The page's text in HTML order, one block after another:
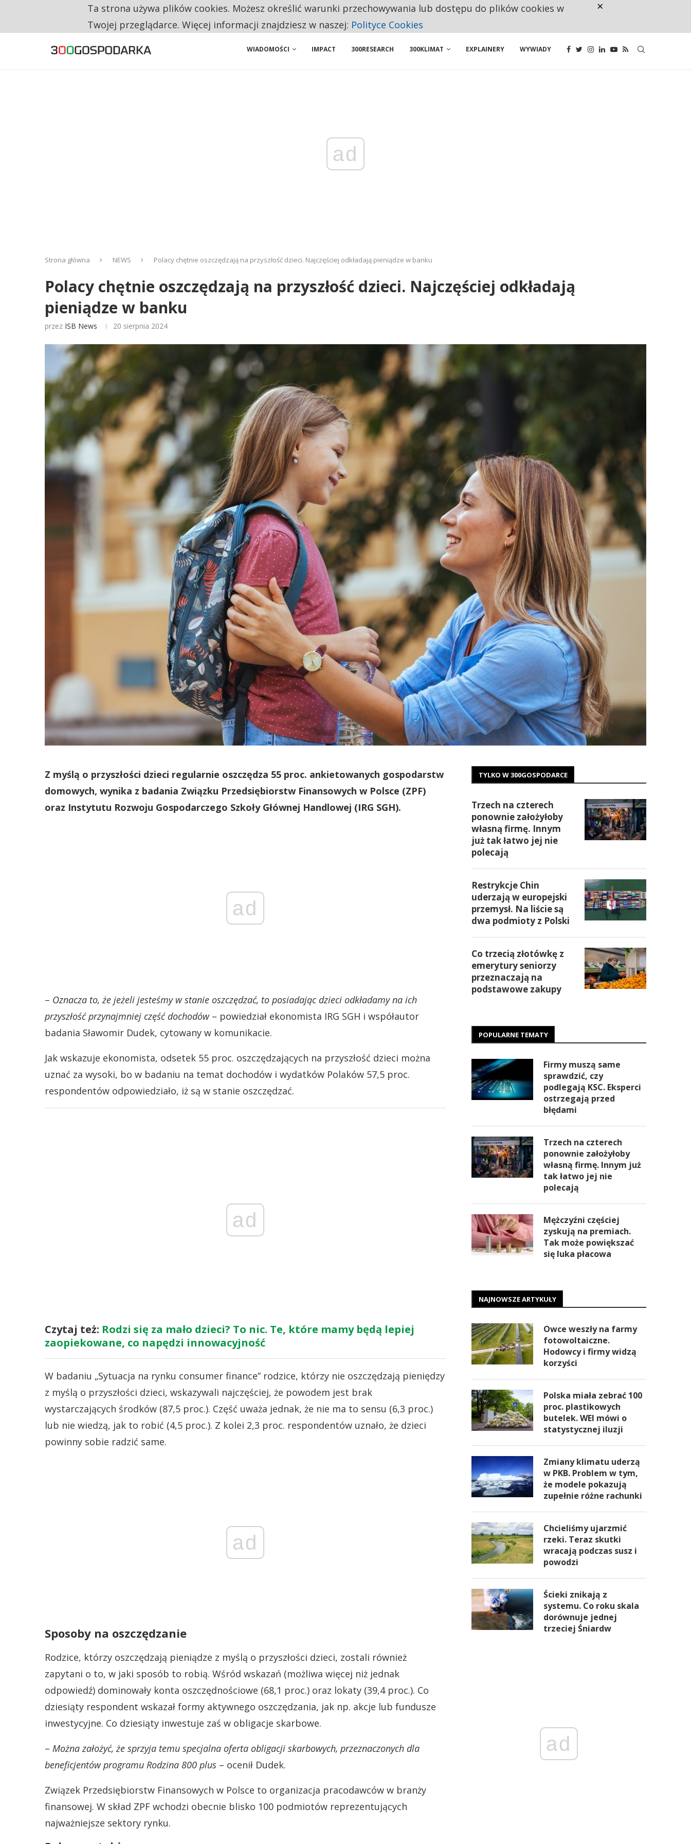
NA JEDEN WAKAT PRZYPADAJĄ 62 ZGŁOSZENIA. WIELU KANDYDATÓW NIE ROZPOCZYNA PRACY
WIADOMOŚCI IMPACT 300RESEARCH 300KLIMAT EXPLAINERY WYWIADY
ad
Strona główna NEWS Polacy chętnie oszczędzają na przyszłość dzieci. Najczęściej odkładają pieniądze w banku
Polacy chętnie oszczędzają na przyszłość dzieci. Najczęściej odkładają
pieniądze w banku
przez ISB News 20 sierpnia 2024
Z myślą o przyszłości dzieci regularnie oszczędza 55 proc. ankietowanych gospodarstw
domowych, wynika z badania Związku Przedsiębiorstw Finansowych w Polsce (ZPF)
oraz Instytutu Rozwoju Gospodarczego Szkoły Głównej Handlowej (IRG SGH).
ad
– Oznacza to, że jeżeli jesteśmy w stanie oszczędzać, to posiadając dzieci odkładamy na ich
przyszłość przynajmniej część dochodów– powiedział ekonomista IRG SGH i współautor
badania Sławomir Dudek, cytowany w komunikacie.
Jak wskazuje ekonomista, odsetek 55 proc. oszczędzających na przyszłość dzieci można
uznać za wysoki, bo w badaniu na temat dochodów i wydatków Polaków 57,5 proc.
respondentów odpowiedziało, iż są w stanie oszczędzać.
ad
Czytaj też: Rodzi się za mało dzieci? To nic. Te, które mamy będą lepiej
zaopiekowane, co napędzi innowacyjność
W badaniu „Sytuacja na rynku consumer finance” rodzice, którzy nie oszczędzają pieniędzy
z myślą o przyszłości dzieci, wskazywali najczęściej, że powodem jest brak
wystarczających środków (87,5 proc.). Część uważa jednak, że nie ma to sensu (6,3 proc.)
lub nie wiedzą, jak to robić (4,5 proc.). Z kolei 2,3 proc. respondentów uznało, że dzieci
powinny sobie radzić same.
ad
Sposoby na oszczędzanie
Rodzice, którzy oszczędzają pieniądze z myślą o przyszłości dzieci, zostali również
zapytani o to, w jaki sposób to robią. Wśród wskazań (możliwa więcej niż jednak
odpowiedź) dominowały konta oszczędnościowe (68,1 proc.) oraz lokaty (39,4 proc.). Co
dziesiąty respondent wskazał formy aktywnego oszczędzania, jak np. akcje lub fundusze
inwestycyjne. Co dziesiąty inwestuje zaś w obligacje skarbowe.
– Można założyć, że sprzyja temu specjalna oferta obligacji skarbowych, przeznaczonych dla
beneficjentów programu Rodzina 800 plus – ocenił Dudek.
Związek Przedsiębiorstw Finansowych w Polsce to organizacja pracodawców w branży
finansowej. W skład ZPF wchodzi obecnie blisko 100 podmiotów reprezentujących
najważniejsze sektory rynku.
TYLKO W 300GOSPODARCE
Trzech na czterech
ponownie założyłoby
własną firmę. Innym
już tak łatwo jej nie
polecają
Restrykcje Chin
uderzają w europejski
przemysł. Na liście są
dwa podmioty z Polski
Co trzecią złotówkę z
emerytury seniorzy
przeznaczają na
podstawowe zakupy
POPULARNE TEMATY
Firmy muszą same
sprawdzić, czy
podlegają KSC. Eksperci
ostrzegają przed
błędami
Trzech na czterech
ponownie założyłoby
własną firmę. Innym już
tak łatwo jej nie
polecają
Mężczyźni częściej
zyskują na premiach.
Tak może powiększać
się luka płacowa
NAJNOWSZE ARTYKUŁY
Owce weszły na farmy
fotowoltaiczne.
Hodowcy i firmy widzą
korzyści
Polska miała zebrać 100
proc. plastikowych
butelek. WEI mówi o
statystycznej iluzji
Zmiany klimatu uderzą
w PKB. Problem w tym,
że modele pokazują
zupełnie różne rachunki
Chcieliśmy ujarzmić
rzeki. Teraz skutki
wracają podczas susz i
powodzi
Ścieki znikają z
systemu. Co roku skala
dorównuje jednej
trzeciej Śniardw
ad
Ta strona używa plików cookies. Możesz określić warunki przechowywania lub dostępu do plików cookies w
Twojej przeglądarce. Więcej informacji znajdziesz w naszej: Polityce Cookies
×